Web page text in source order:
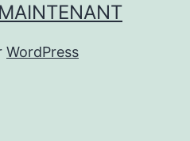
WordPress